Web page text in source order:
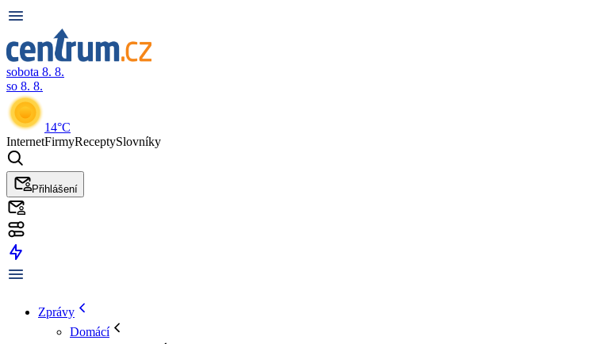
sobota 8. 8.
so 8. 8.
14°C
InternetFirmyReceptySlovníky
Přihlášení
Zprávy
Domácí